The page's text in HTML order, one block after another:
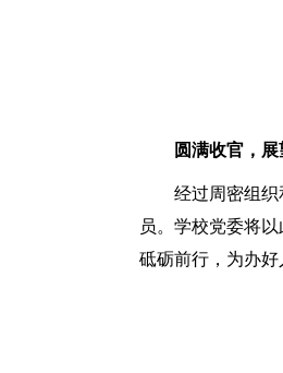
圆满收官，
经过周密组
员。学校党委将
砥砺前行，为办